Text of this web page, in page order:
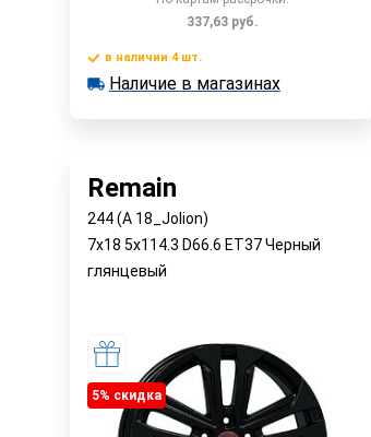
337,63 руб.
Быстрый заказ
в наличии 4 шт.
в наличии 4 шт.
Наличие в магазинах
Remain
244 (A 18_Jolion)
7x18 5x114.3 D66.6 ET37 Черный
глянцевый
5% cкидка